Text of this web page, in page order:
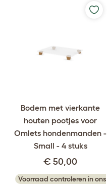
Bodem met vierkante
houten pootjes voor
Omlets hondenmanden -
Small - 4 stuks
€ 50,00
Voorraad controleren in ons